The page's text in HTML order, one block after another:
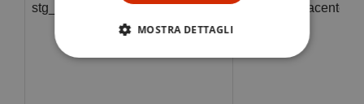
stg_traffic_source_priority www.automacenter.it
MOSTRA DETTAGLI